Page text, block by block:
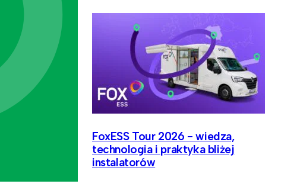
FoxESS Tour 2026 - wiedza,
technologia i praktyka bliżej
instalatorów